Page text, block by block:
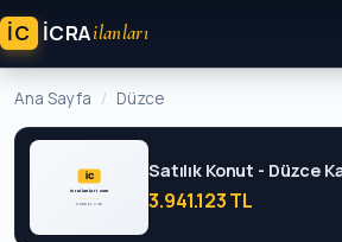
İC ICRAilanları
Ana Sayfa Düzce
Satılık Konut - Düzce
3.941.123 TL